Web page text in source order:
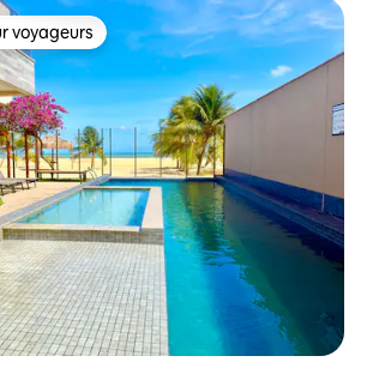
les plus appréciés
voyageurs